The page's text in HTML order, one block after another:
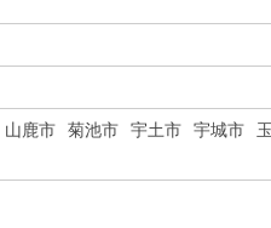
山鹿市 菊池市 宇土市 宇城市